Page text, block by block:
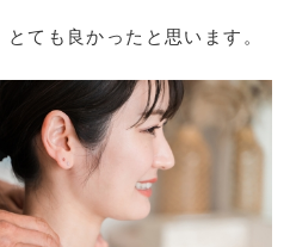
ても良かったと思います。